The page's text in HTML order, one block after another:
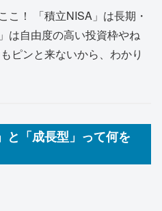
こ！ 「積立NISA」は長期・
は自由度の高い投資枠やね
ピンと来ないから、わかり
と「成長型」って何を